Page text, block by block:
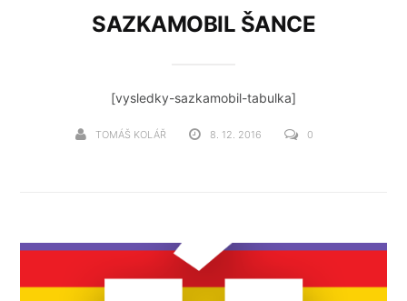
SAZKAMOBIL ŠANCE
[vysledky-sazkamobil-tabulka]
TOMÁŠ KOLÁŘ 8. 12. 2016 0